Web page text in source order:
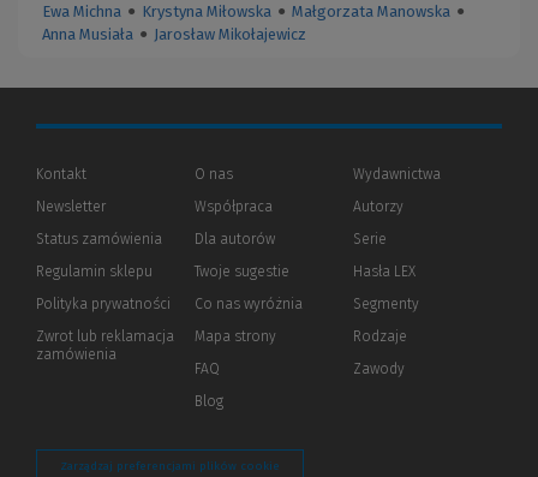
Ewa Michna ● Krystyna Miłowska ● Małgorzata Manowska ●
Anna Musiała ● Jarosław Mikołajewicz
Kontakt
Newsletter
Status zamówienia
Regulamin sklepu
Polityka prywatności (Nowe
(Link
innej
Zwrot lub reklamacja
zamówienia
O nas
Współpraca
Dla autorów(Nowe
(Link
innej
strony)
Twoje sugestie
Co nas wyróżnia
Mapa strony
FAQ
Blog
Wydawnictwa
Autorzy
Serie
Hasła LEX
Segmenty
Rodzaje
Zawody
Zarządzaj preferencjami plików cookie